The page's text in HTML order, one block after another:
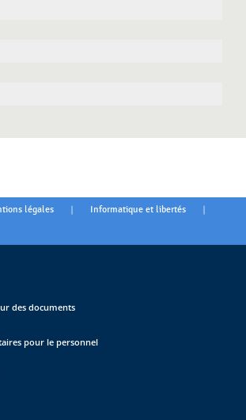
légales | Informatique et libertés |
des documents
pour le personnel